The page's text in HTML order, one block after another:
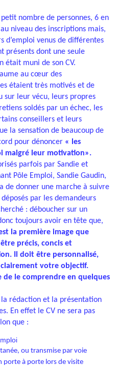
nombre de personnes, 6 en
niveau des inscriptions mais,
d’emploi venus de différentes
présents dont une seule
était muni de son CV.
au cœur des
étaient très motivés et de
sur leur vécu, leurs propres
soldés par un échec, les
conseillers et leurs
la sensation de beaucoup de
pour dénoncer « les
malgré leur motivation».
parfois par Sandie et
Pôle Emploi, Sandie Gaudin,
de donner une marche à suivre
par les demandeurs
: déboucher sur un
toujours avoir en tête que,
la première image que
précis, concis et
Il doit être personnalisé,
votre objectif.
de le comprendre en quelques
la rédaction et la présentation
En effet le CV ne sera pas
que :
ou transmise par voie
porte à porte lors de visite